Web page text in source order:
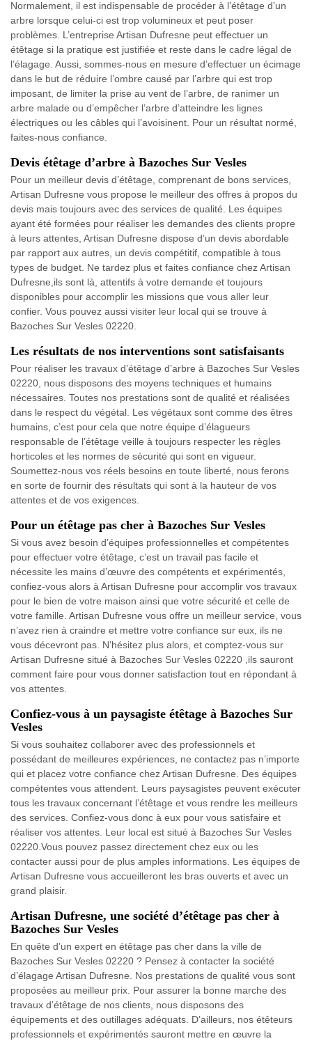
Normalement, il est indispensable de procéder à l’étêtage d’un
arbre lorsque celui-ci est trop volumineux et peut poser
problèmes. L’entreprise Artisan Dufresne peut effectuer un
étêtage si la pratique est justifiée et reste dans le cadre légal de
l’élagage. Aussi, sommes-nous en mesure d’effectuer un écimage
dans le but de réduire l’ombre causé par l’arbre qui est trop
imposant, de limiter la prise au vent de l’arbre, de ranimer un
arbre malade ou d’empêcher l’arbre d’atteindre les lignes
électriques ou les câbles qui l’avoisinent. Pour un résultat normé,
faites-nous confiance.
Devis étêtage d’arbre à Bazoches Sur Vesles
Pour un meilleur devis d’étêtage, comprenant de bons services,
Artisan Dufresne vous propose le meilleur des offres à propos du
devis mais toujours avec des services de qualité. Les équipes
ayant été formées pour réaliser les demandes des clients propre
à leurs attentes, Artisan Dufresne dispose d’un devis abordable
par rapport aux autres, un devis compétitif, compatible à tous
types de budget. Ne tardez plus et faites confiance chez Artisan
Dufresne,ils sont là, attentifs à votre demande et toujours
disponibles pour accomplir les missions que vous aller leur
confier. Vous pouvez aussi visiter leur local qui se trouve à
Bazoches Sur Vesles 02220.
Les résultats de nos interventions sont satisfaisants
Pour réaliser les travaux d’étêtage d’arbre à Bazoches Sur Vesles
02220, nous disposons des moyens techniques et humains
nécessaires. Toutes nos prestations sont de qualité et réalisées
dans le respect du végétal. Les végétaux sont comme des êtres
humains, c’est pour cela que notre équipe d’élagueurs
responsable de l’étêtage veille à toujours respecter les règles
horticoles et les normes de sécurité qui sont en vigueur.
Soumettez-nous vos réels besoins en toute liberté, nous ferons
en sorte de fournir des résultats qui sont à la hauteur de vos
attentes et de vos exigences.
Pour un étêtage pas cher à Bazoches Sur Vesles
Si vous avez besoin d’équipes professionnelles et compétentes
pour effectuer votre étêtage, c’est un travail pas facile et
nécessite les mains d’œuvre des compétents et expérimentés,
confiez-vous alors à Artisan Dufresne pour accomplir vos travaux
pour le bien de votre maison ainsi que votre sécurité et celle de
votre famille. Artisan Dufresne vous offre un meilleur service, vous
n’avez rien à craindre et mettre votre confiance sur eux, ils ne
vous décevront pas. N’hésitez plus alors, et comptez-vous sur
Artisan Dufresne situé à Bazoches Sur Vesles 02220 ,ils sauront
comment faire pour vous donner satisfaction tout en répondant à
vos attentes.
Confiez-vous à un paysagiste étêtage à Bazoches Sur
Vesles
Si vous souhaitez collaborer avec des professionnels et
possédant de meilleures expériences, ne contactez pas n’importe
qui et placez votre confiance chez Artisan Dufresne. Des équipes
compétentes vous attendent. Leurs paysagistes peuvent exécuter
tous les travaux concernant l’étêtage et vous rendre les meilleurs
des services. Confiez-vous donc à eux pour vous satisfaire et
réaliser vos attentes. Leur local est situé à Bazoches Sur Vesles
02220.Vous pouvez passez directement chez eux ou les
contacter aussi pour de plus amples informations. Les équipes de
Artisan Dufresne vous accueilleront les bras ouverts et avec un
grand plaisir.
Artisan Dufresne, une société d’étêtage pas cher à
Bazoches Sur Vesles
En quête d’un expert en étêtage pas cher dans la ville de
Bazoches Sur Vesles 02220 ? Pensez à contacter la société
d’élagage Artisan Dufresne. Nos prestations de qualité vous sont
proposées au meilleur prix. Pour assurer la bonne marche des
travaux d’étêtage de nos clients, nous disposons des
équipements et des outillages adéquats. D’ailleurs, nos étêteurs
professionnels et expérimentés sauront mettre en œuvre la